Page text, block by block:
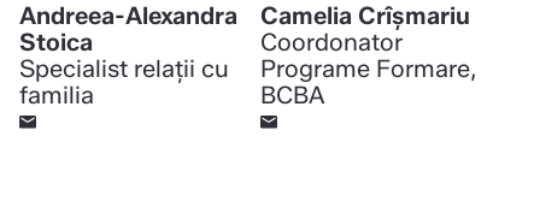
Andreea-Alexandra
Stoica
Specialist relații cu
familia
Camelia Crîșmariu
Coordonator
Programe Formare,
BCBA